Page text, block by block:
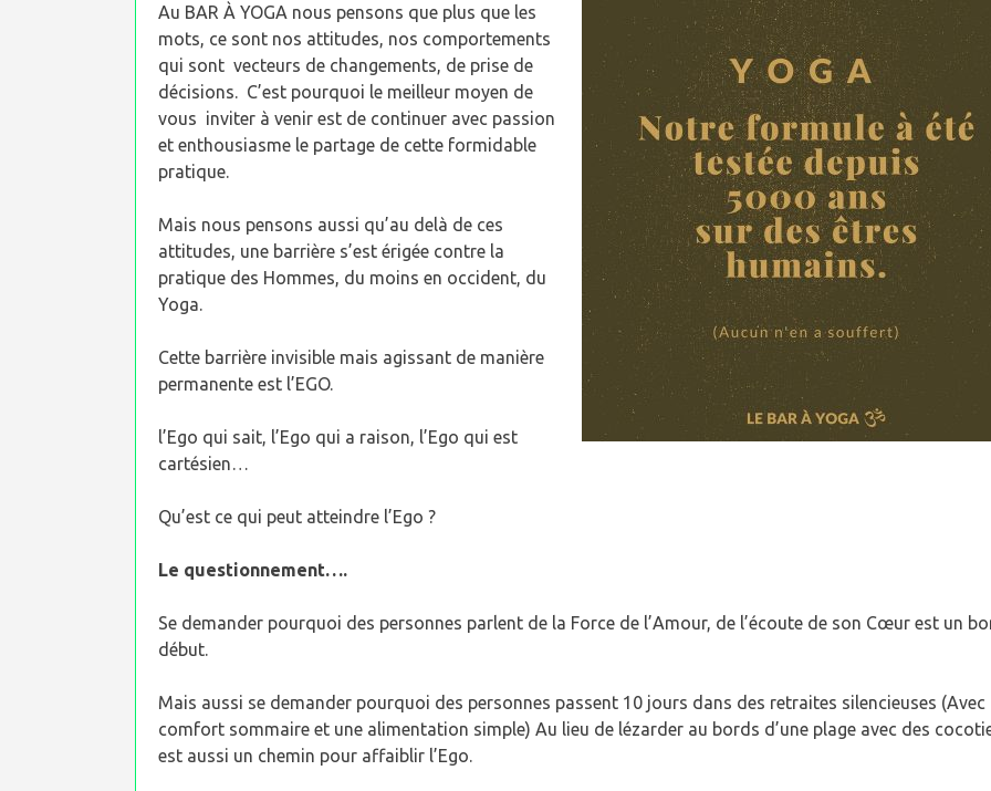
Au BAR À YOGA nous pensons que plus que les
mots, ce sont nos attitudes, nos comportements
qui sont vecteurs de changements, de prise de
décisions. C’est pourquoi le meilleur moyen de
vous inviter à venir est de continuer avec passion
et enthousiasme le partage de cette formidable
pratique.
Mais nous pensons aussi qu’au delà de ces
attitudes, une barrière s’est érigée contre la
pratique des Hommes, du moins en occident, du
Yoga.
Cette barrière invisible mais agissant de manière
permanente est l’EGO.
l’Ego qui sait, l’Ego qui a raison, l’Ego qui est
cartésien…
Qu’est ce qui peut atteindre l’Ego ?
Le questionnement….
Se demander pourquoi des personnes parlent de la Force de l’Amour, de l’écoute de son Cœur est un
début.
Mais aussi se demander pourquoi des personnes passent 10 jours dans des retraites silencieuses (Avec
comfort sommaire et une alimentation simple) Au lieu de lézarder au bords d’une plage avec des
est aussi un chemin pour affaiblir l’Ego.